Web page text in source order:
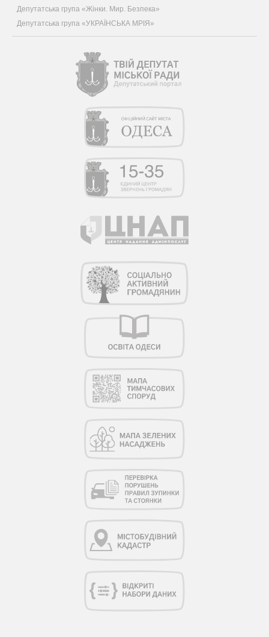
Депутатська група «Жінки. Мир. Безпека»
Депутатська група «УКРАЇНСЬКА МРІЯ»